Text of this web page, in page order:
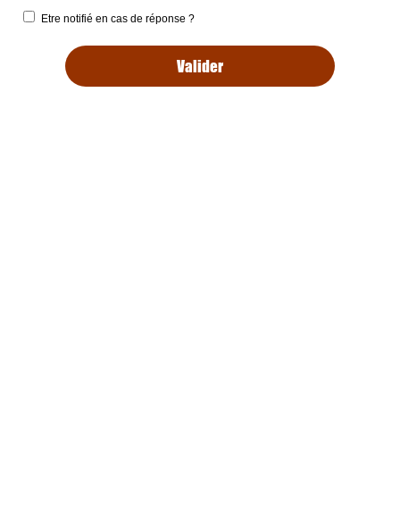
Etre notifié en cas de réponse ?